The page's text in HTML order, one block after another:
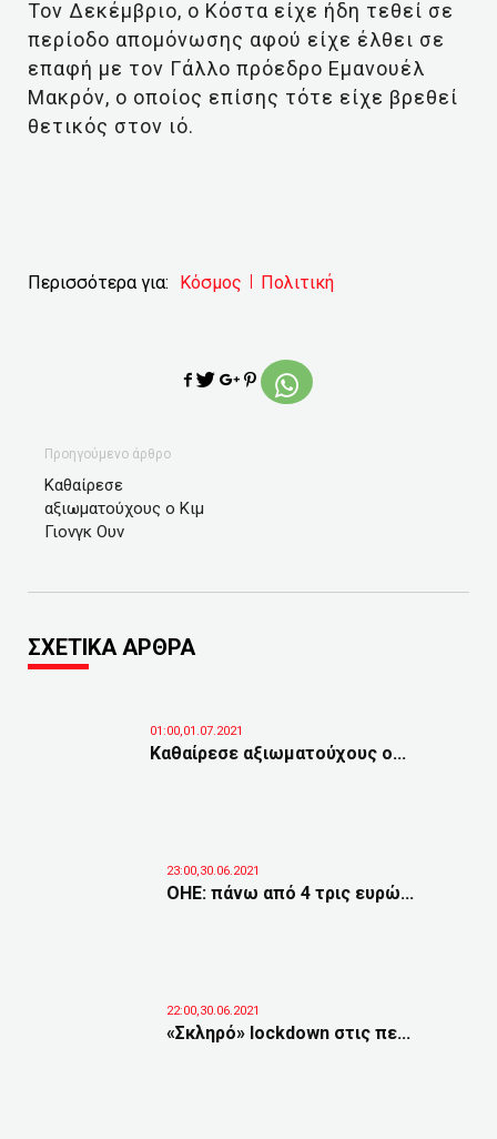
Τον Δεκέμβριο, ο Κόστα είχε ήδη τεθεί σε
περίοδο απομόνωσης αφού είχε έλθει σε
επαφή με τον Γάλλο πρόεδρο Εμανουέλ
Μακρόν, ο οποίος επίσης τότε είχε βρεθεί
θετικός στον ιό.
Περισσότερα για: Κόσμος Πολιτική
Προηγούμενο άρθρο
Καθαίρεσε
αξιωματούχους ο Κιμ
Γιονγκ Ουν
ΣΧΕΤΙΚΑ ΑΡΘΡΑ
01:00,01.07.2021
Καθαίρεσε αξιωματούχους ο...
23:00,30.06.2021
ΟΗΕ: πάνω από 4 τρις ευρώ...
22:00,30.06.2021
«Σκληρό» lockdown στις πε...